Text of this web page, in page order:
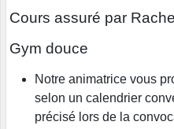
Cours assuré par
Gym douce
Notre animatrice vous
selon un calendrier
précisé lors de la